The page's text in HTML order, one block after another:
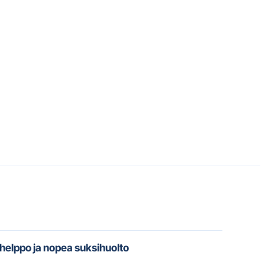
ja nopea suksihuolto